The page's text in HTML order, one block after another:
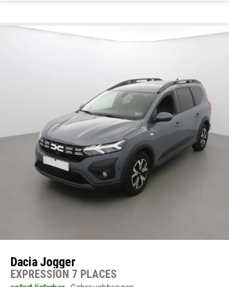
Dacia Jogger
EXPRESSION 7 PLACES